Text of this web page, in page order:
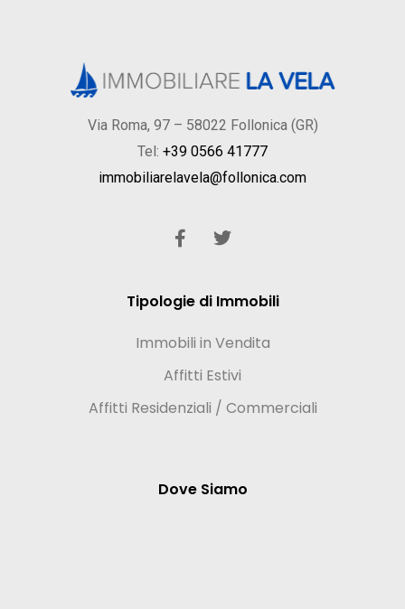
Via Roma, 97 – 58022 Follonica (GR)
Tel: +39 0566 41777
immobiliarelavela@follonica.com
Tipologie di Immobili
Immobili in Vendita
Affitti Estivi
Affitti Residenziali / Commerciali
Dove Siamo